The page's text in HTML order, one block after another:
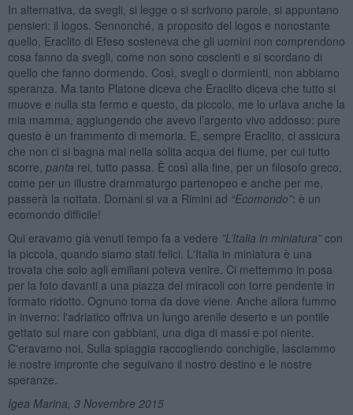
In alternativa, da svegli, si legge o si scrivono parole, si appuntano
pensieri: il logos. Sennonché, a proposito del logos e nonostante
quello, Eraclito di Efeso sosteneva che gli uomini non comprendono
cosa fanno da svegli, come non sono coscienti e si scordano di
quello che fanno dormendo. Così, svegli o dormienti, non abbiamo
speranza. Ma tanto Platone diceva che Eraclito diceva che tutto si
muove e nulla sta fermo e questo, da piccolo, me lo urlava anche la
mia mamma, aggiungendo che avevo l’argento vivo addosso: pure
questo è un frammento di memoria. E, sempre Eraclito, ci assicura
che non ci si bagna mai nella solita acqua del fiume, per cui tutto
scorre, panta rei, tutto passa. È così alla fine, per un filosofo greco,
come per un illustre drammaturgo partenopeo e anche per me,
passerà la nottata. Domani si va a Rimini ad “Ecomondo”: è un
ecomondo difficile!
Qui eravamo già venuti tempo fa a vedere ”L’Italia in miniatura”con
la piccola, quando siamo stati felici. L'Italia in miniatura è una
trovata che solo agli emiliani poteva venire. Ci mettemmo in posa
per la foto davanti a una piazza dei miracoli con torre pendente in
formato ridotto. Ognuno torna da dove viene. Anche allora fummo
in inverno: l'adriatico offriva un lungo arenile deserto e un pontile
gettato sul mare con gabbiani, una diga di massi e poi niente.
C'eravamo noi. Sulla spiaggia raccogliendo conchiglie, lasciammo
le nostre impronte che seguivano il nostro destino e le nostre
speranze.
Igea Marina, 3 Novembre 2015